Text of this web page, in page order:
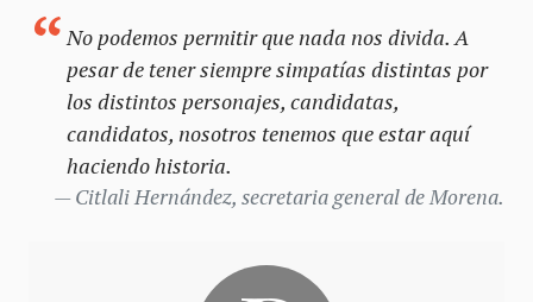
No podemos permitir que nada nos divida. A
pesar de tener siempre simpatías distintas por
los distintos personajes, candidatas,
candidatos, nosotros tenemos que estar aquí
haciendo historia.
Citlali Hernández, secretaria general de Morena.